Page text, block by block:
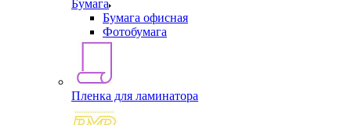
Бумага
Бумага офисная
Фотобумага
Пленка для ламинатора